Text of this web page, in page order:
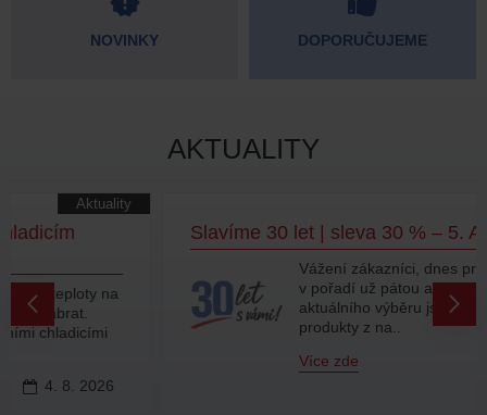
NOVINKY DOPORUČUJEME
AKTUALITY
Slavíme 30 let | sleva 30 % – 5. AKCE!
Vážení zákazníci, dnes pro vás odkrýváme
v pořadí už pátou akční nabídku! Do
aktuálního výběru jsme zařadili další
produkty z na..